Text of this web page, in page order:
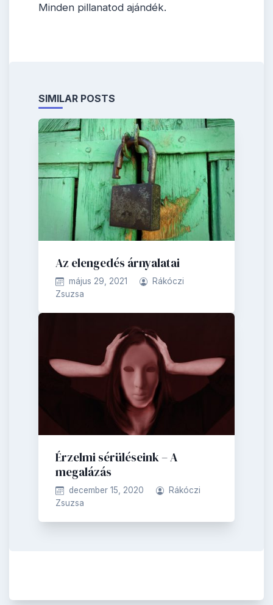
Minden pillanatod ajándék.
SIMILAR POSTS
Az elengedés árnyalatai
május 29, 2021
Rákóczi
Zsuzsa
Érzelmi sérüléseink – A
megalázás
december 15, 2020
Rákóczi
Zsuzsa